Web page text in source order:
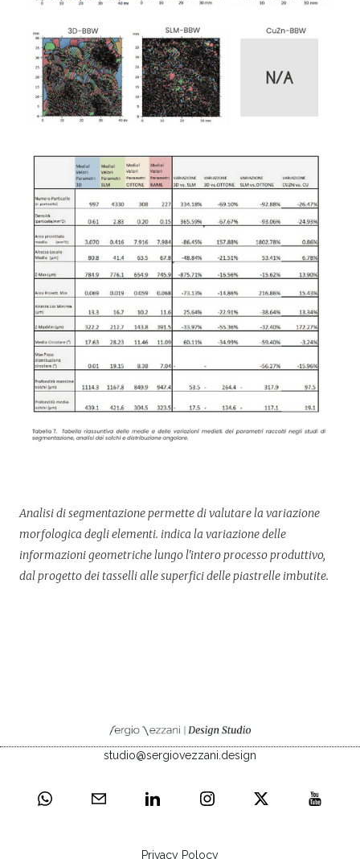
Analisi di segmentazione permette di valutare la variazione
morfologica degli elementi. indica la variazione delle
informazioni geometriche lungo l'intero processo produttivo,
dal progetto dei tasselli alle superfici delle piastrelle imbutite.
studio@sergiovezzani.design
Privacy Polocy